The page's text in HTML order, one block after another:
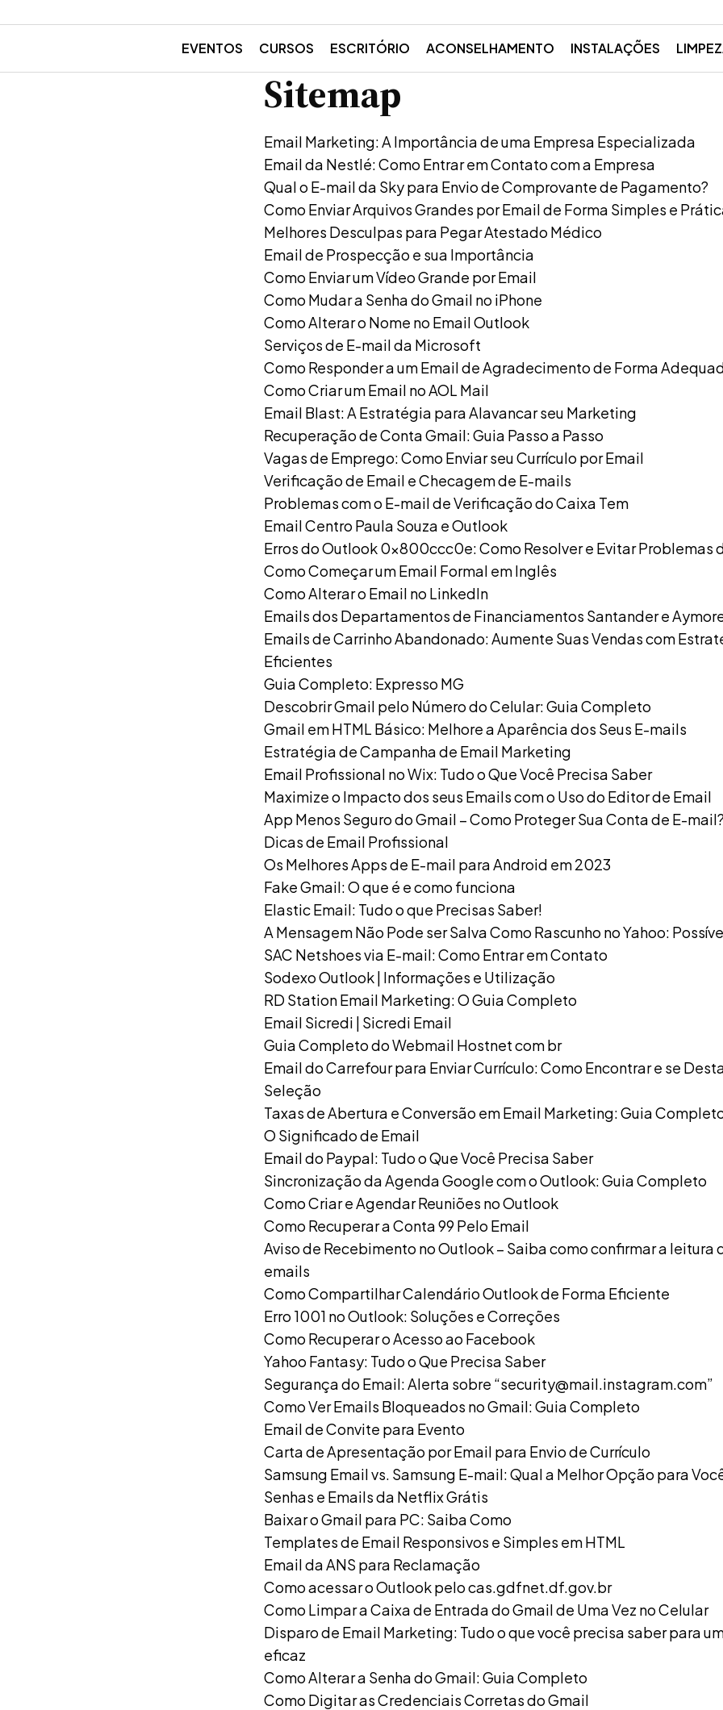
EVENTOS CURSOS ESCRITÓRIO ACONSELHAMENTO INSTALAÇÕES
Sitemap
Email Marketing: A Importância de uma Empresa Especializada
Email da Nestlé: Como Entrar em Contato com a Empresa
Qual o E-mail da Sky para Envio de Comprovante de Pagamento?
Como Enviar Arquivos Grandes por Email de Forma Simples e
Melhores Desculpas para Pegar Atestado Médico
Email de Prospecção e sua Importância
Como Enviar um Vídeo Grande por Email
Como Mudar a Senha do Gmail no iPhone
Como Alterar o Nome no Email Outlook
Serviços de E-mail da Microsoft
Como Responder a um Email de Agradecimento de Forma
Como Criar um Email no AOL Mail
Email Blast: A Estratégia para Alavancar seu Marketing
Recuperação de Conta Gmail: Guia Passo a Passo
Vagas de Emprego: Como Enviar seu Currículo por Email
Verificação de Email e Checagem de E-mails
Problemas com o E-mail de Verificação do Caixa Tem
Email Centro Paula Souza e Outlook
Erros do Outlook 0x800ccc0e: Como Resolver e Evitar Problemas
Como Começar um Email Formal em Inglês
Como Alterar o Email no LinkedIn
Emails dos Departamentos de Financiamentos Santander e
Emails de Carrinho Abandonado: Aumente Suas Vendas com
Eficientes
Guia Completo: Expresso MG
Descobrir Gmail pelo Número do Celular: Guia Completo
Gmail em HTML Básico: Melhore a Aparência dos Seus E-mails
Estratégia de Campanha de Email Marketing
Email Profissional no Wix: Tudo o Que Você Precisa Saber
Maximize o Impacto dos seus Emails com o Uso do Editor de Email
App Menos Seguro do Gmail – Como Proteger Sua Conta de E-mail?
Dicas de Email Profissional
Os Melhores Apps de E-mail para Android em 2023
Fake Gmail: O que é e como funciona
Elastic Email: Tudo o que Precisas Saber!
A Mensagem Não Pode ser Salva Como Rascunho no Yahoo:
SAC Netshoes via E-mail: Como Entrar em Contato
Sodexo Outlook | Informações e Utilização
RD Station Email Marketing: O Guia Completo
Email Sicredi | Sicredi Email
Guia Completo do Webmail Hostnet com br
Email do Carrefour para Enviar Currículo: Como Encontrar e se
Seleção
Taxas de Abertura e Conversão em Email Marketing: Guia
O Significado de Email
Email do Paypal: Tudo o Que Você Precisa Saber
Sincronização da Agenda Google com o Outlook: Guia Completo
Como Criar e Agendar Reuniões no Outlook
Como Recuperar a Conta 99 Pelo Email
Aviso de Recebimento no Outlook – Saiba como confirmar a leitura
emails
Como Compartilhar Calendário Outlook de Forma Eficiente
Erro 1001 no Outlook: Soluções e Correções
Como Recuperar o Acesso ao Facebook
Yahoo Fantasy: Tudo o Que Precisa Saber
Segurança do Email: Alerta sobre “security@mail.instagram.com”
Como Ver Emails Bloqueados no Gmail: Guia Completo
Email de Convite para Evento
Carta de Apresentação por Email para Envio de Currículo
Samsung Email vs. Samsung E-mail: Qual a Melhor Opção para
Senhas e Emails da Netflix Grátis
Baixar o Gmail para PC: Saiba Como
Templates de Email Responsivos e Simples em HTML
Email da ANS para Reclamação
Como acessar o Outlook pelo cas.gdfnet.df.gov.br
Como Limpar a Caixa de Entrada do Gmail de Uma Vez no Celular
Disparo de Email Marketing: Tudo o que você precisa saber para
eficaz
Como Alterar a Senha do Gmail: Guia Completo
Como Digitar as Credenciais Corretas do Gmail